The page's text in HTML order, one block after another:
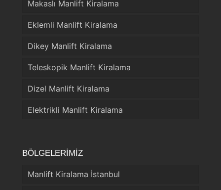
Makaslı Manlift Kiralama
Eklemli Manlift Kiralama
Dikey Manlift Kiralama
Teleskopik Manlift Kiralama
Dizel Manlift Kiralama
Elektrikli Manlift Kiralama
BÖLGELERİMİZ
Manlift Kiralama İstanbul